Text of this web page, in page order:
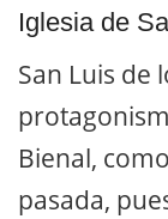
Iglesia de
San Luis de
Bienal,
pasada,